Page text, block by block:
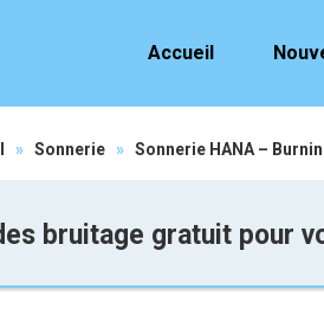
Accueil
» Sonnerie » Sonnerie HANA –
bruitage gratuit pour